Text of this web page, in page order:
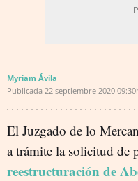
Myriam Ávila
Publicada 22 septiembre 2020
El Juzgado de lo
a trámite la solicitud de
reestructuración de